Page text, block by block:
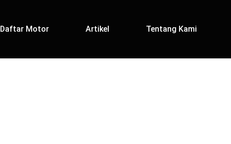
Daftar Motor Artikel Tentang Kami